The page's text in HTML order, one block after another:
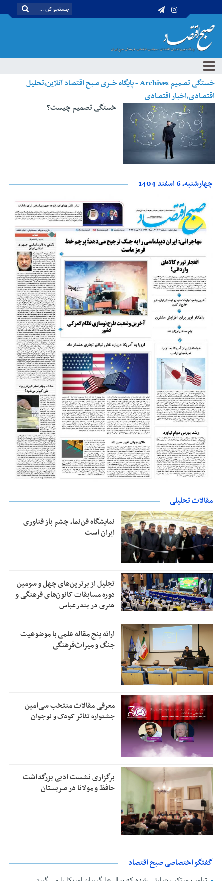
خستگی تصمیم Archives - پایگاه خبری صبح اقتصاد آنلاین،تحلیل
اقتصادی،اخبار اقتصادی
خستگی تصمیم چیست؟
چهارشنبه، 6 اسفند 1404
مقالات تحلیلی
نمایشگاه فن‌نما، چشم باز فناوری
ایران است
تجلیل از بر‌ترین‌های چهل و سومین
دوره مسابقات کانون‌های فرهنگی و
هنری در بندرعباس
ارائه پنج مقاله علمی با موضوعیت
جنگ و میراث‌فرهنگی
معرفی مقالات منتخب سی‌امین
جشنواره تئاتر کودک و نوجوان
برگزاری نشست ادبی بزرگداشت
حافظ و مولانا در صربستان
گفتگو اختصاصی صبح اقتصاد